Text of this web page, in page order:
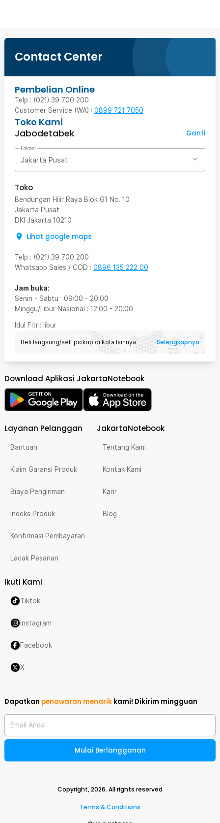
Contact Center
Pembelian Online
Telp : (021) 39 700 200
Customer Service (WA) : 0899 721 7050
Toko Kami
Jabodetabek
Ganti
Lokasi
Jakarta Pusat
Toko
Bendungan Hilir Raya Blok G1 No. 10
Jakarta Pusat
DKI Jakarta 10210
Lihat google maps
Telp : (021) 39 700 200
Whatsapp Sales / COD : 0896 135 222 00
Jam buka:
Senin - Sabtu : 09:00 - 20:00
Minggu/Libur Nasional : 12:00 - 20:00
Idul Fitri: libur
Beli langsung/self pickup di kota lainnya Selengkapnya
Download Aplikasi JakartaNotebook
Layanan Pelanggan
Bantuan
Klaim Garansi Produk
Biaya Pengiriman
Indeks Produk
Konfirmasi Pembayaran
Lacak Pesanan
JakartaNotebook
Tentang Kami
Kontak Kami
Karir
Blog
Ikuti Kami
Tiktok
Instagram
Facebook
X
Dapatkan penawaran menarik kami! Dikirim mingguan
Email Anda
Mulai Berlangganan
Copyright,2026. All rights reserved
Terms & Conditions